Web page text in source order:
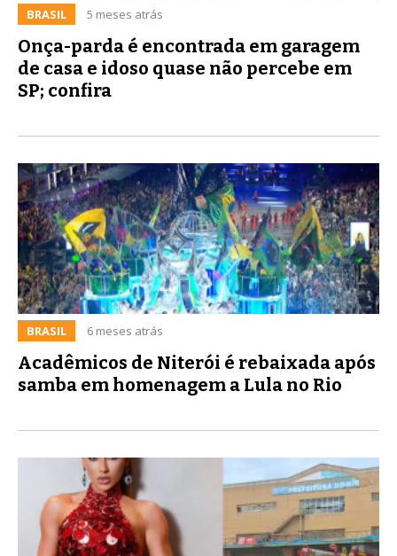
BRASIL 5 meses atrás
Onça-parda é encontrada em garagem
de casa e idoso quase não percebe em
SP; confira
BRASIL 6 meses atrás
Acadêmicos de Niterói é rebaixada após
samba em homenagem a Lula no Rio